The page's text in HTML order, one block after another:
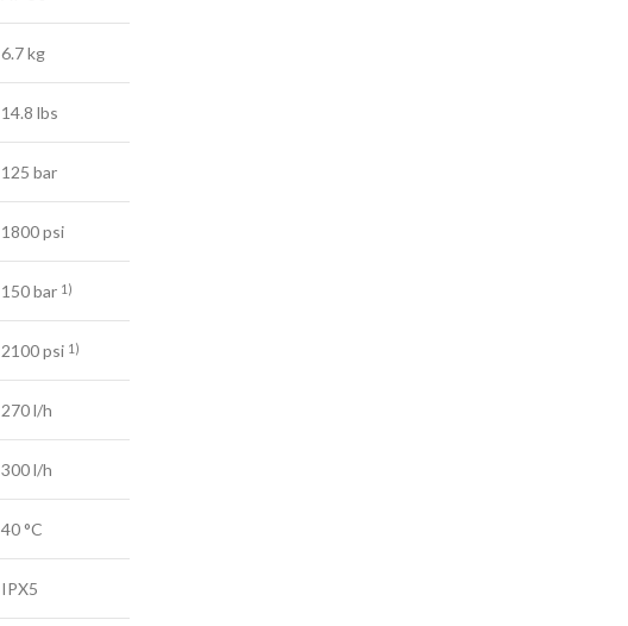
6.7 kg
14.8 lbs
125 bar
1800 psi
150 bar 1)
2100 psi 1)
270 l/h
300 l/h
40 °C
IPX5